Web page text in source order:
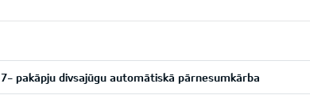
7- pakāpju divsajūgu automātiskā pārnesumkārba